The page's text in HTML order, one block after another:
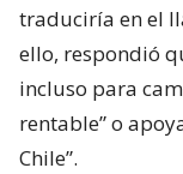
traduciría en el
ello, respondió
incluso para
rentable” o
Chile”.